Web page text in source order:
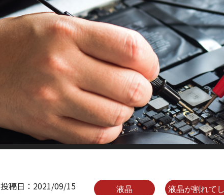
投稿日： 2021/09/15 液晶 液晶が割れて